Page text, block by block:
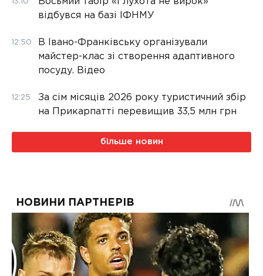
13:10
відбувся на базі ІФНМУ
12:50
В Івано-Франківську організували
майстер-клас зі створення адаптивного
посуду. Відео
12:25
За сім місяців 2026 року туристичний збір
на Прикарпатті перевищив 33,5 млн грн
більше новин